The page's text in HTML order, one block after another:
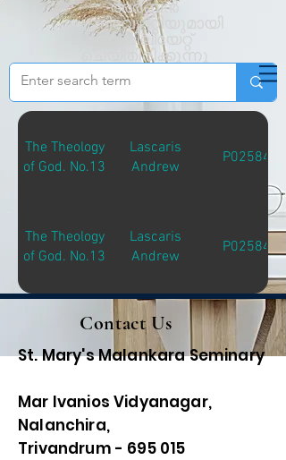
അർബൻ
യൂണിവേഴ്സിറ്റിയുമായി
അഫിലിയേറ്റ്
ചെയ്തിരിക്കുന്നു
The Theology
of God. No.13
Lascaris
Andrew
P02584
The Theology
of God. No.13
Lascaris
Andrew
P02584
Contact Us
St. Mary's Malankara Seminary
Mar Ivanios Vidyanagar,
Nalanchira,
Trivandrum - 695 015